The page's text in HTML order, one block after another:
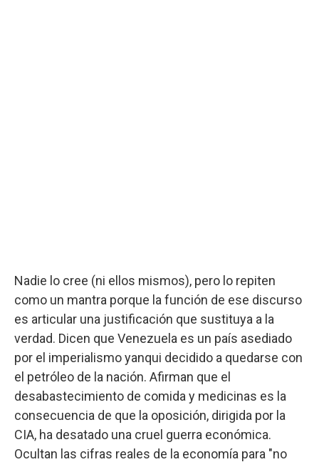
Nadie lo cree (ni ellos mismos), pero lo repiten
como un mantra porque la función de ese discurso
es articular una justificación que sustituya a la
verdad. Dicen que Venezuela es un país asediado
por el imperialismo yanqui decidido a quedarse con
el petróleo de la nación. Afirman que el
desabastecimiento de comida y medicinas es la
consecuencia de que la oposición, dirigida por la
CIA, ha desatado una cruel guerra económica.
Ocultan las cifras reales de la economía para "no